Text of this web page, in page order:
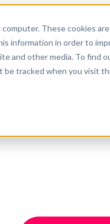
These cookies
information in order to
and other media. To find
be tracked when you visit